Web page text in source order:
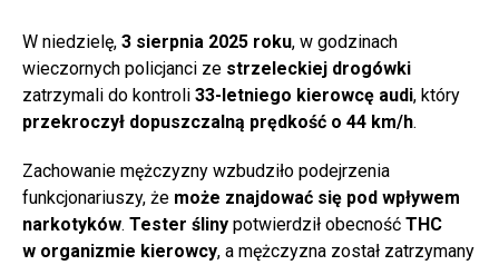
W niedzielę, 3 sierpnia 2025 roku, w godzinach
wieczornych policjanci ze strzeleckiej drogówki
zatrzymali do kontroli 33-letniego kierowcę audi, który
przekroczył dopuszczalną prędkość o 44 km/h.
Zachowanie mężczyzny wzbudziło podejrzenia
funkcjonariuszy, że może znajdować się pod wpływem
narkotyków. Tester śliny potwierdził obecność THC
w organizmie kierowcy, a mężczyzna został zatrzymany